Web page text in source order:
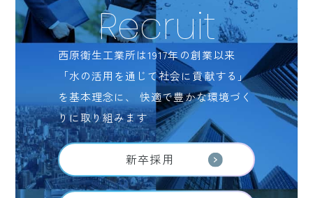
Recruit
西原衛生工業所は1917年の創業以来
「水の活用を通じて社会に貢献する」
を基本理念に、
快適で豊かな環境づく
りに取り組みます
新卒採用